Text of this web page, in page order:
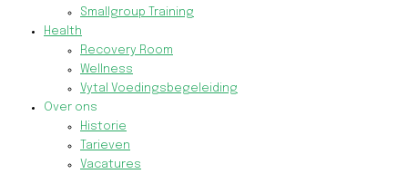
Smallgroup Training
Health
Recovery Room
Wellness
Vytal Voedingsbegeleiding
Over ons
Historie
Tarieven
Vacatures